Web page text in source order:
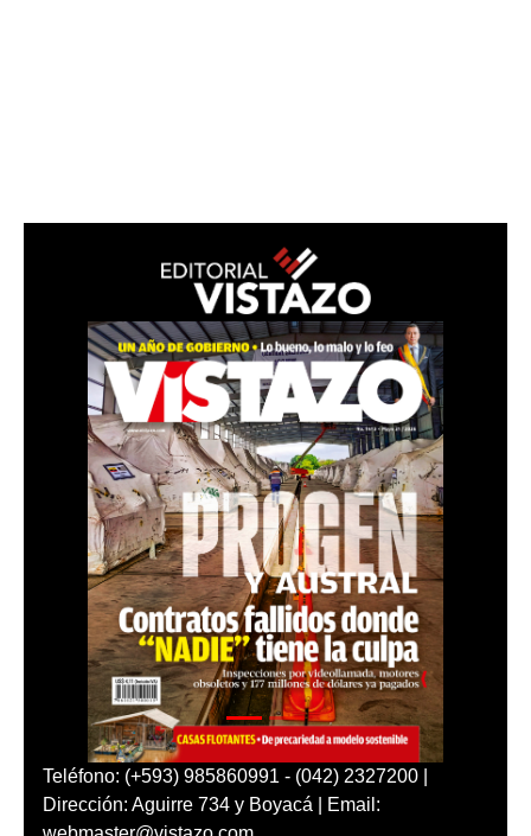
Teléfono: (+593) 985860991 - (042) 2327200 |
Dirección: Aguirre 734 y Boyacá | Email: